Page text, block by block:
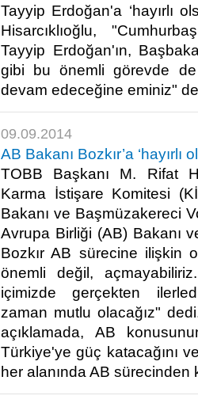
Tayyip Erdoğan'a ‘hayırlı
Hisarcıklıoğlu,
Tayyip Erdoğan'ın,
gibi bu önemli görevde
devam edeceğine eminiz"
09.09.2014
AB Bakanı Bozkır’a ‘hayırlı
TOBB Başkanı M. Rifat
Karma İstişare Komitesi
Bakanı ve Başmüzakereci
Avrupa Birliği (AB) Bakanı
Bozkır AB sürecine ilişkin
önemli değil,
içimizde gerçekten
zaman mutlu olacağız"
açıklamada, AB
Türkiye'ye güç katacağını
her alanında AB sürecinden